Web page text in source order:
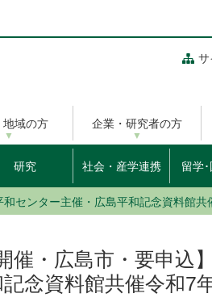
サ
地域の方 企業・研究者の方
研究 社会・産学連携 留学
センター主催・広島平和記念資料館
催・広島市・要申込
念資料館共催令和7